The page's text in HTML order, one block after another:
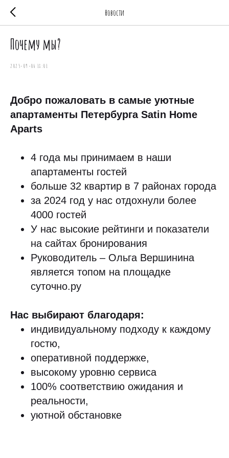
Новости
Почему мы?
2025-09-06 18:01
Добро пожаловать в самые уютные
апартаменты Петербурга Satin Home
Aparts
4 года мы принимаем в наши
апартаменты гостей
больше 32 квартир в 7 районах города
за 2024 год у нас отдохнули более
4000 гостей
У нас высокие рейтинги и показатели
на сайтах бронирования
Руководитель – Ольга Вершинина
является топом на площадке
суточно.ру
Нас выбирают благодаря:
индивидуальному подходу к каждому
гостю,
оперативной поддержке,
высокому уровню сервиса
100% соответствию ожидания и
реальности,
уютной обстановке